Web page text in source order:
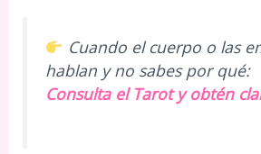
Cuando el cuerpo o las
hablan y no sabes por qué:
Consulta el Tarot y obtén